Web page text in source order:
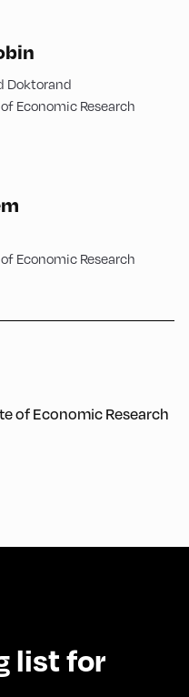
of Economic Research
Doktorand
Economic Research
Economic Research
list for